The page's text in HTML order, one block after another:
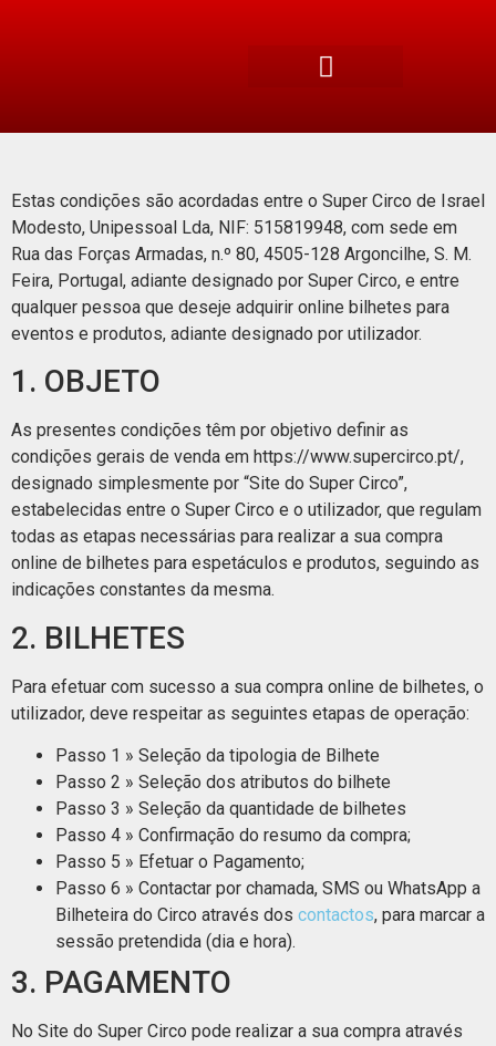
Estas condições são acordadas entre o Super Circo de Israel
Modesto, Unipessoal Lda, NIF: 515819948, com sede em
Rua das Forças Armadas, n.º 80, 4505-128 Argoncilhe, S. M.
Feira, Portugal, adiante designado por Super Circo, e entre
qualquer pessoa que deseje adquirir online bilhetes para
eventos e produtos, adiante designado por utilizador.
1. OBJETO
As presentes condições têm por objetivo definir as
condições gerais de venda em https://www.supercirco.pt/,
designado simplesmente por “Site do Super Circo”,
estabelecidas entre o Super Circo e o utilizador, que regulam
todas as etapas necessárias para realizar a sua compra
online de bilhetes para espetáculos e produtos, seguindo as
indicações constantes da mesma.
2. BILHETES
Para efetuar com sucesso a sua compra online de bilhetes, o
utilizador, deve respeitar as seguintes etapas de operação:
Passo 1 » Seleção da tipologia de Bilhete
Passo 2 » Seleção dos atributos do bilhete
Passo 3 » Seleção da quantidade de bilhetes
Passo 4 » Confirmação do resumo da compra;
Passo 5 » Efetuar o Pagamento;
Passo 6 » Contactar por chamada, SMS ou WhatsApp a
Bilheteira do Circo através dos contactos, para marcar a
sessão pretendida (dia e hora).
3. PAGAMENTO
No Site do Super Circo pode realizar a sua compra através